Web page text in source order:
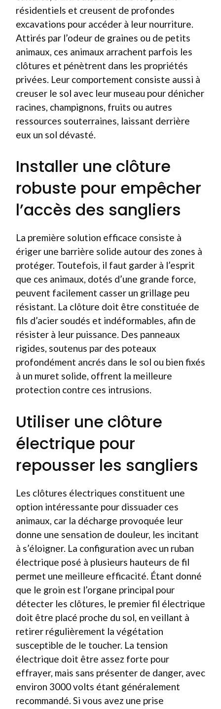
résidentiels et creusent de profondes
excavations pour accéder à leur nourriture.
Attirés par l’odeur de graines ou de petits
animaux, ces animaux arrachent parfois les
clôtures et pénètrent dans les propriétés
privées. Leur comportement consiste aussi à
creuser le sol avec leur museau pour dénicher
racines, champignons, fruits ou autres
ressources souterraines, laissant derrière
eux un sol dévasté.
Installer une clôture
robuste pour empêcher
l’accès des sangliers
La première solution efficace consiste à
ériger une barrière solide autour des zones à
protéger. Toutefois, il faut garder à l’esprit
que ces animaux, dotés d’une grande force,
peuvent facilement casser un grillage peu
résistant. La clôture doit être constituée de
fils d’acier soudés et indéformables, afin de
résister à leur puissance. Des panneaux
rigides, soutenus par des poteaux
profondément ancrés dans le sol ou bien fixés
à un muret solide, offrent la meilleure
protection contre ces intrusions.
Utiliser une clôture
électrique pour
repousser les sangliers
Les clôtures électriques constituent une
option intéressante pour dissuader ces
animaux, car la décharge provoquée leur
donne une sensation de douleur, les incitant
à s’éloigner. La configuration avec un ruban
électrique posé à plusieurs hauteurs de fil
permet une meilleure efficacité. Étant donné
que le groin est l’organe principal pour
détecter les clôtures, le premier fil électrique
doit être placé proche du sol, en veillant à
retirer régulièrement la végétation
susceptible de le toucher. La tension
électrique doit être assez forte pour
effrayer, mais sans présenter de danger, avec
environ 3000 volts étant généralement
recommandé. Si vous avez une prise